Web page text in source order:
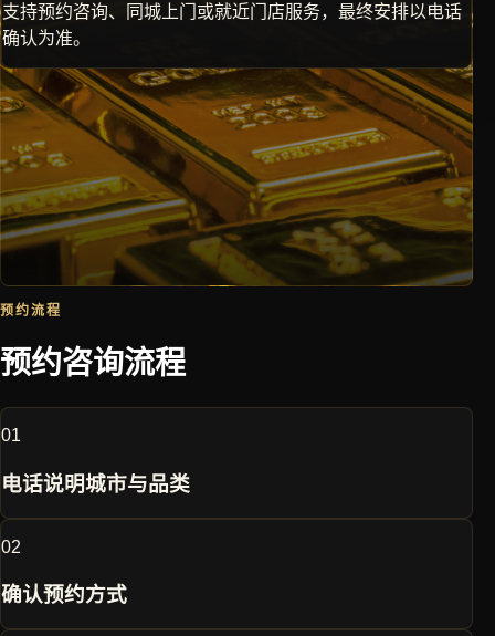
支持预约咨询、同城上门或就近门店服务，最终安排以电话
确认为准。
预约流程
预约咨询流程
01
电话说明城市与品类
02
确认预约方式